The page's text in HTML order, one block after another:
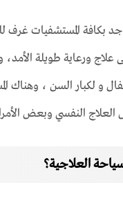
بكافة المستشفيات غرف
علاج ورعاية طويلة
و لكبار السن ، وهناك
العلاج النفسي وبعض
العلاجية؟